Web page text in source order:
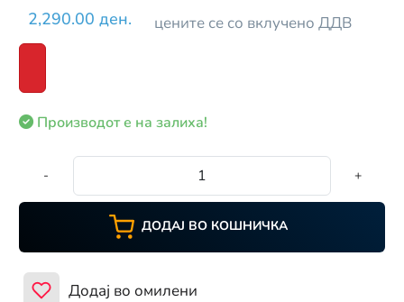
2,290.00 ден. цените се со вклучено ДДВ
Производот е на залиха!
- +
ДОДАЈ ВО КОШНИЧКА
Додај во омилени